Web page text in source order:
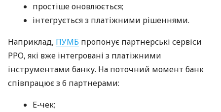
простіше оновлюється;
інтегрується з платіжними рішеннями.
Наприклад, ПУМБ пропонує партнерські сервіси
РРО, які вже інтегровані з платіжними
інструментами банку. На поточний момент банк
співпрацює з 6 партнерами:
E-чек;